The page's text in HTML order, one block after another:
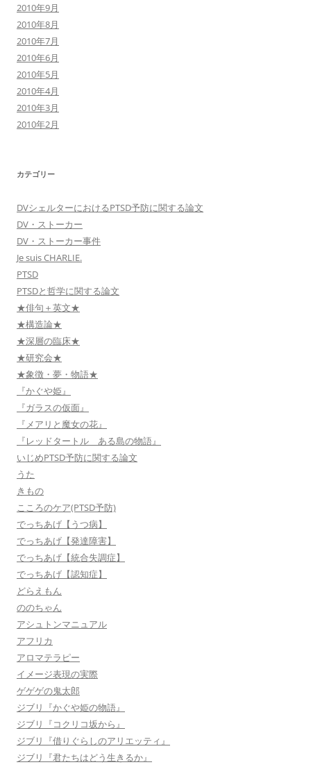
2010年9月
2010年8月
2010年7月
2010年6月
2010年5月
2010年4月
2010年3月
2010年2月
カテゴリー
DVシェルターにおけるPTSD予防に関する論文
DV・ストーカー
DV・ストーカー事件
Je suis CHARLIE.
PTSD
PTSDと哲学に関する論文
★俳句＋英文★
★構造論★
★深層の臨床★
★研究会★
★象徴・夢・物語★
『かぐや姫』
『ガラスの仮面』
『メアリと魔女の花』
『レッドタートル ある島の物語』
いじめPTSD予防に関する論文
うた
きもの
こころのケア(PTSD予防)
でっちあげ【うつ病】
でっちあげ【発達障害】
でっちあげ【統合失調症】
でっちあげ【認知症】
どらえもん
ののちゃん
アシュトンマニュアル
アフリカ
アロマテラピー
イメージ表現の実際
ゲゲゲの鬼太郎
ジブリ『かぐや姫の物語』
ジブリ『コクリコ坂から』
ジブリ『借りぐらしのアリエッティ』
ジブリ『君たちはどう生きるか』